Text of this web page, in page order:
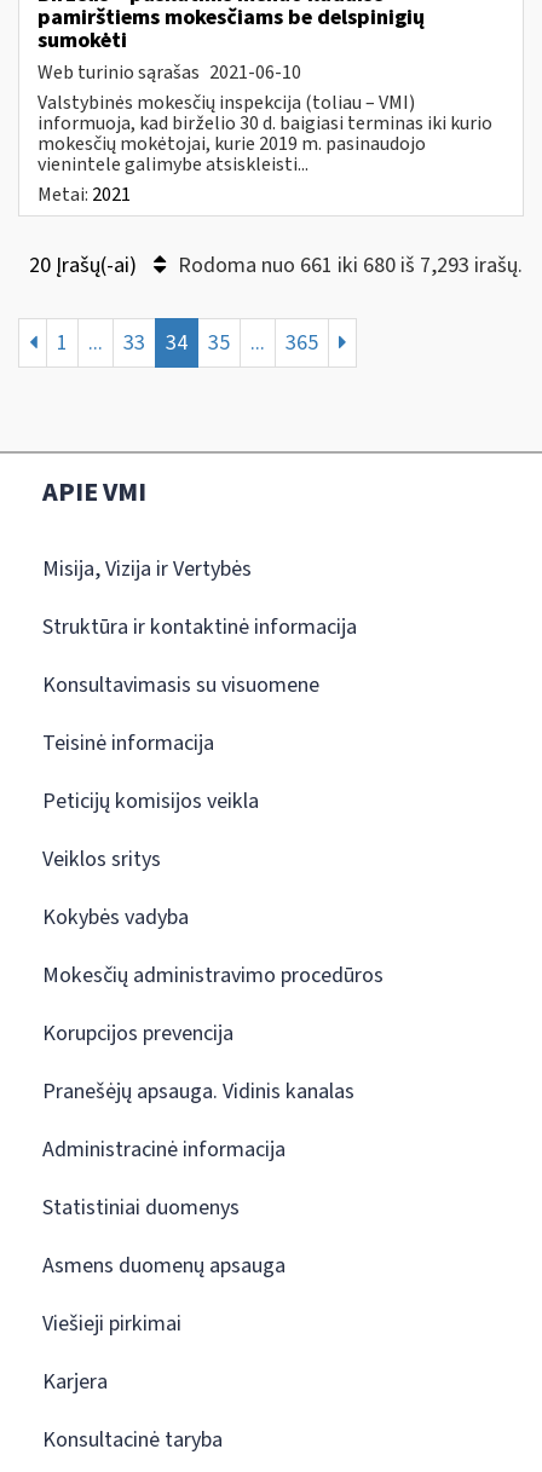
pamirštiems mokesčiams be delspinigių
sumokėti
Web turinio sąrašas 2021-06-10
Valstybinės mokesčių inspekcija (toliau – VMI)
informuoja, kad birželio 30 d. baigiasi terminas iki kurio
mokesčių mokėtojai, kurie 2019 m. pasinaudojo
vienintele galimybe atsiskleisti...
Metai: 2021
20 Įrašų(-ai) Rodoma nuo 661 iki 680 iš 7,293 irašų.
1 ... 33 34 35 ... 365
APIE VMI
Misija, Vizija ir Vertybės
Struktūra ir kontaktinė informacija
Konsultavimasis su visuomene
Teisinė informacija
Peticijų komisijos veikla
Veiklos sritys
Kokybės vadyba
Mokesčių administravimo procedūros
Korupcijos prevencija
Pranešėjų apsauga. Vidinis kanalas
Administracinė informacija
Statistiniai duomenys
Asmens duomenų apsauga
Viešieji pirkimai
Karjera
Konsultacinė taryba